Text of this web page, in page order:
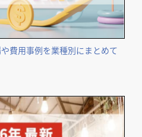
費用事例を業種別にまとめて